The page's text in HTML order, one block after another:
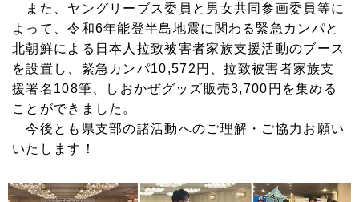
また、ヤングリーブス委員と男女共同参画委員等に
よって、令和6年能登半島地震に関わる緊急カンパと
北朝鮮による日本人拉致被害者家族支援活動のブース
を設置し、緊急カンパ10,572円、拉致被害者家族支
援署名108筆、しおかぜグッズ販売3,700円を集める
ことができました。
今後とも県支部の諸活動へのご理解・ご協力お願い
いたします！